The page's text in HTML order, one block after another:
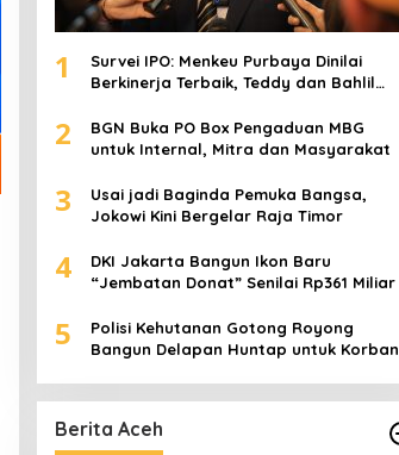
1
Survei IPO: Menkeu Purbaya Dinilai
Berkinerja Terbaik, Teddy dan Bahlil
2
BGN Buka PO Box Pengaduan MBG
untuk Internal, Mitra dan Masyarakat
3
Usai jadi Baginda Pemuka Bangsa,
Jokowi Kini Bergelar Raja Timor
4
DKI Jakarta Bangun Ikon Baru
“Jembatan Donat” Senilai Rp361 Miliar
5
Polisi Kehutanan Gotong Royong
Bangun Delapan Huntap untuk Korban
Berita Aceh